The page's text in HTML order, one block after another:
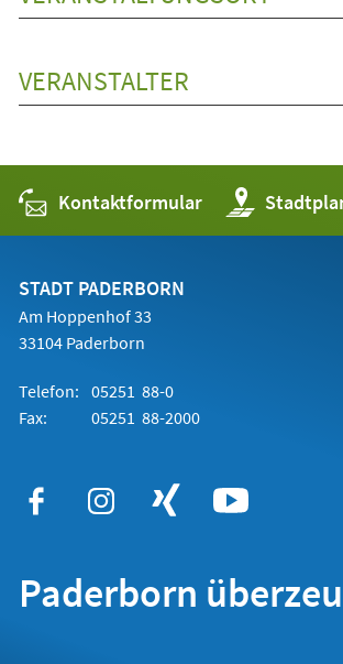
VERANSTALTER
Kontaktformular (Öffnet
in
einem
STADT PADERBORN
Am Hoppenhof 33
33104 Paderborn
Telefon: 05251 88-0
Fax:
05251 88-2000
Paderborn